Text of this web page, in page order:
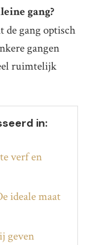
gang?
de gang optisch
gangen
ruimtelijk
in:
verf en
ideale maat
geven